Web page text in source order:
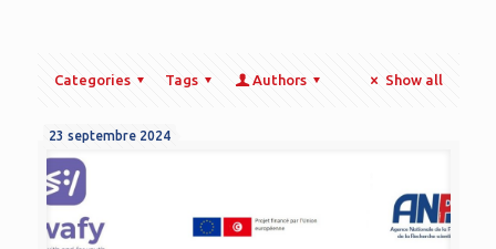
Categories Tags Authors Show all
23 septembre 2024